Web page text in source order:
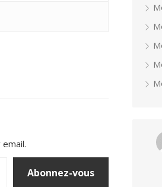
Abonnez-vous